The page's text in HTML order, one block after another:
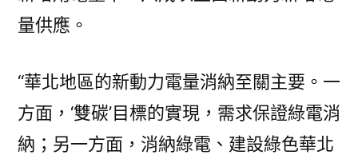
量供應。
“華北地區的新動力電量消納至關主要。一
方面，‘雙碳’目標的實現，需求保證綠電消
納；另一方面，消納綠電、建設綠色華北